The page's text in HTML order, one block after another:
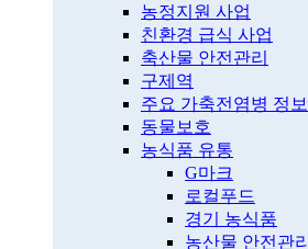
농정지원 사업
친환경 급식 사업
축산물 안전관리
구제역
주요 가축전염병 정보
동물보호
농식품 유통
G마크
로컬푸드
경기 농식품
농산물 안전관리